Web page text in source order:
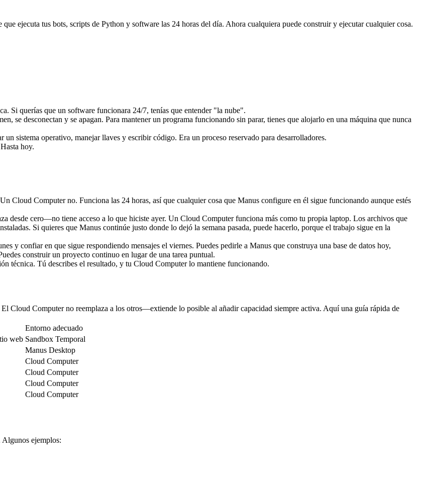
ejecuta tus bots, scripts de Python y software las 24 horas del día. Ahora cualquiera puede construir y ejecutar cualquier cosa.
Si querías que un software funcionara 24/7, tenías que entender "la nube".
se desconectan y se apagan. Para mantener un programa funcionando sin parar, tienes que alojarlo en una máquina que nunca
sistema operativo, manejar llaves y escribir código. Era un proceso reservado para desarrolladores.
hoy.
Cloud Computer no. Funciona las 24 horas, así que cualquier cosa que Manus configure en él sigue funcionando aunque estés
desde cero—no tiene acceso a lo que hiciste ayer. Un Cloud Computer funciona más como tu propia laptop. Los archivos que
Si quieres que Manus continúe justo donde lo dejó la semana pasada, puede hacerlo, porque el trabajo sigue en la
y confiar en que sigue respondiendo mensajes el viernes. Puedes pedirle a Manus que construya una base de datos hoy,
construir un proyecto continuo en lugar de una tarea puntual.
técnica. Tú describes el resultado, y tu Cloud Computer lo mantiene funcionando.
Cloud Computer no reemplaza a los otros—extiende lo posible al añadir capacidad siempre activa. Aquí una guía rápida de
Entorno adecuado
web Sandbox Temporal
Manus Desktop
Cloud Computer
Cloud Computer
Cloud Computer
Cloud Computer
Algunos ejemplos: